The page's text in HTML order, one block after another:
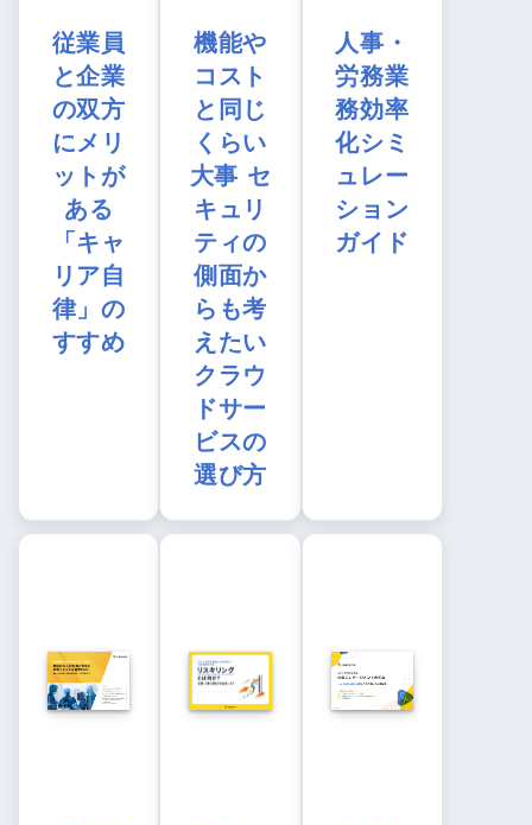
従業員
と企業
の双方
にメリ
ットが
ある
「キャ
リア自
律」の
すすめ
機能や
コスト
と同じ
くらい
大事 セ
キュリ
ティの
側面か
らも考
えたい
クラウ
ドサー
ビスの
選び方
人事・
労務業
務効率
化シミ
ュレー
ション
ガイド